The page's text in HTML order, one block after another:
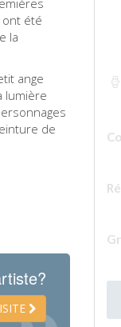
ont été
la
ange
lumière
de